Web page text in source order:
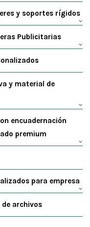
y soportes rígidos
Publicitarias
y material de
encuadernación
premium
para empresa
archivos